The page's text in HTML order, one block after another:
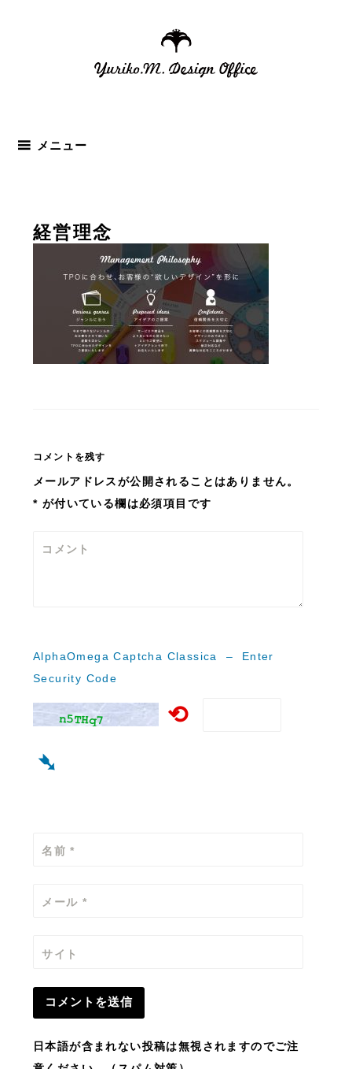
ス
メニュー
経営理念
コメントを残す
メールアドレスが公開されることはありません。
* が付いている欄は必須項目です
コメント
AlphaOmega Captcha Classica – Enter
Security Code
⟲
➴
名前*
メール *
サイト
日本語が含まれない投稿は無視されますのでご注